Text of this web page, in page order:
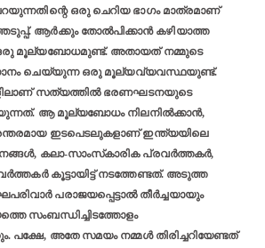
ഒരു ചെറിയ ഭാഗം മാത്രമാണ്
ആര്‍ക്കും തോല്‍പിക്കാന്‍ കഴിയാത്ത
ഒരു മൂല്യബോധമുണ്ട്. അതായത് നമ്മുടെ
ചെയ്യുന്ന ഒരു മൂല്യവ്യവസ്ഥയുണ്ട്.
സത്യത്തില്‍ ഭരണഘടനയുടെ
ആ മൂല്യബോധം നിലനില്‍ക്കാന്‍,
ഇടപെടലുകളാണ് ഇന്ത്യയിലെ
കലാ-സാംസ്‌കാരിക പ്രവര്‍ത്തകര്‍,
കൂട്ടായിട്ട് നടത്തേണ്ടത്. അടുത്ത
പരാജയപ്പെട്ടാല്‍ തീര്‍ച്ചയായും
സംബന്ധിച്ചിടത്തോളം
പക്ഷേ, അതേ സമയം നമ്മള്‍ തിരിച്ചറിയേണ്ടത്